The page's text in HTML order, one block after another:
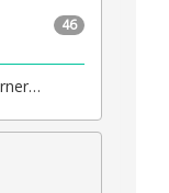
46